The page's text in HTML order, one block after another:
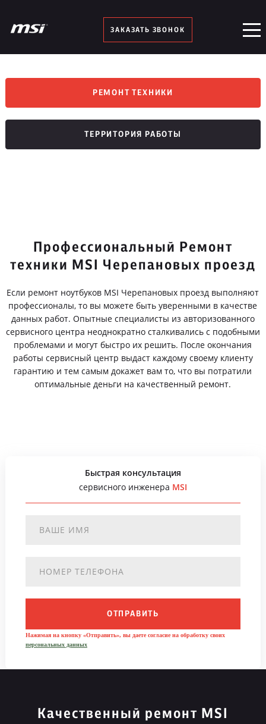
ЗАКАЗАТЬ ЗВОНОК
РЕМОНТ ТЕХНИКИ
ТЕРРИТОРИЯ РАБОТЫ
Профессиональный Ремонт
техники MSI Черепановых проезд
Если ремонт ноутбуков MSI Черепановых проезд выполняют
профессионалы, то вы можете быть уверенными в качестве
данных работ. Опытные специалисты из авторизованного
сервисного центра неоднократно сталкивались с подобными
проблемами и могут быстро их решить. После окончания
работы сервисный центр выдаст каждому своему клиенту
гарантию и тем самым докажет вам то, что вы потратили
оптимальные деньги на качественный ремонт.
Быстрая консультация
сервисного инженера MSI
ОТПРАВИТЬ
Нажимая на кнопку «Отправить», вы даете согласие на обработку своих
персональных данных
Качественный ремонт MSI